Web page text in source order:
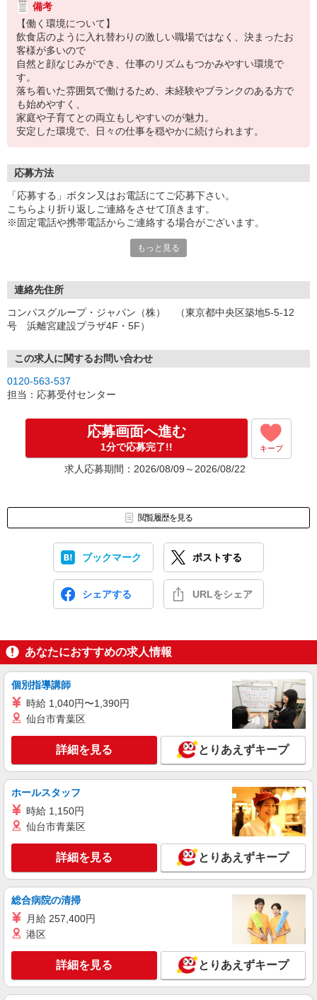
備考
【働く環境について】
飲食店のように入れ替わりの激しい職場ではなく、決まったお
客様が多いので
自然と顔なじみができ、仕事のリズムもつかみやすい環境で
す。
落ち着いた雰囲気で働けるため、未経験やブランクのある方で
も始めやすく、
家庭や子育てとの両立もしやすいのが魅力。
安定した環境で、日々の仕事を穏やかに続けられます。
応募方法
「応募する」ボタン又はお電話にてご応募下さい。
こちらより折り返しご連絡をさせて頂きます。
※固定電話や携帯電話からご連絡する場合がございます。
［2］携帯のショートメッセージ（SMS）に質問フォームをお送り
メッセージに従ってご質問にご回答頂き、ご都合の良い面接日
程をご選択ください♪
連絡させて頂きます。
↓
［3］面接実施。履歴書（写真貼付）をお持ちください。
面接では仕事内容や職場についてなど、気になることやご希望は
［4］ 採用決定のご連絡。勤務開始日もお気軽にご相談ください。
【電話受付】
もっと見る
連絡先住所
コンパスグループ・ジャパン（株） （東京都中央区築地5-5-12
号 浜離宮建設プラザ4F・5F）
この求人に関するお問い合わせ
0120-563-537
担当：応募受付センター
応募画面へ進む
1分で応募完了!! キープ
求人応募期間：2026/08/09～2026/08/22
閲覧履歴を見る
ブックマーク ポストする
シェアする URLをシェア
あなたにおすすめの求人情報
個別指導講師
時給 1,040円〜1,390円
仙台市青葉区
詳細を見る とりあえずキープ
ホールスタッフ
時給 1,150円
仙台市青葉区
詳細を見る とりあえずキープ
総合病院の清掃
月給 257,400円
港区
詳細を見る とりあえずキープ